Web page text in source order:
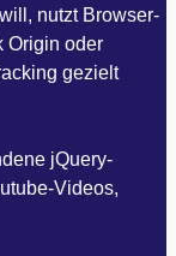
nutzt Browser-
Origin oder
gezielt
jQuery-
Videos,